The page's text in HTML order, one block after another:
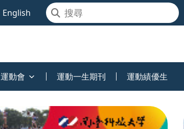
English
運動會 運動一生期刊 運動績優生